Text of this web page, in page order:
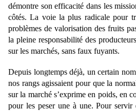
démontre son efficacité dans les
côtés. La voie la plus radicale pour
problèmes de valorisation des fruits
la pleine responsabilité des
sur les marchés, sans faux fuyants.
Depuis longtemps déjà, un certain
nos rangs agissaient pour que la
sur la marché s’exprime en poids, en
pour les peser une à une. Pour servir